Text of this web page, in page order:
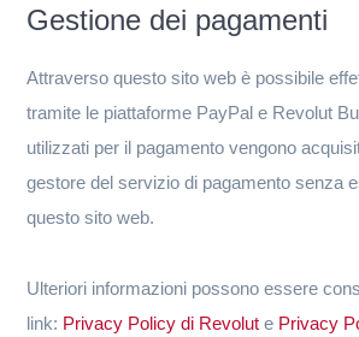
Gestione dei pagamenti
Attraverso questo sito web è possibile
tramite le piattaforme PayPal e Revolut
utilizzati per il pagamento vengono
gestore del servizio di pagamento senza
questo sito web.
Ulteriori informazioni possono essere
link: Privacy Policy di Revolut e Privacy